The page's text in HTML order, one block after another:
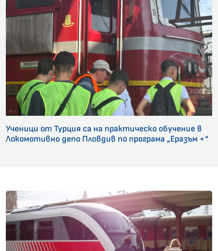
Ученици от Турция са на практическо обучение в
Локомотивно депо Пловдив по програма „Еразъм +“